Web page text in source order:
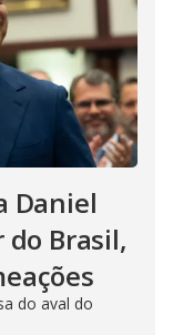
Daniel
do Brasil,
do aval do